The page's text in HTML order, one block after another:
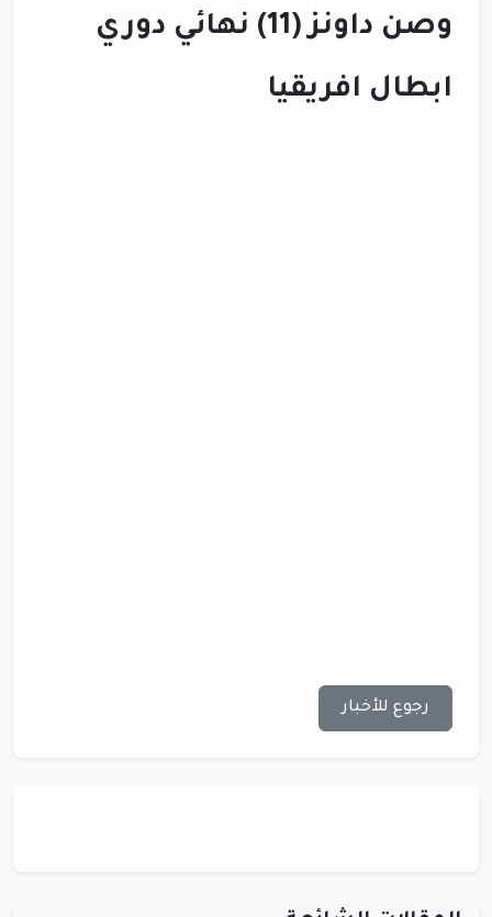
وصن داونز (11) نهائي دوري
ابطال افريقيا
رجوع للأخبار